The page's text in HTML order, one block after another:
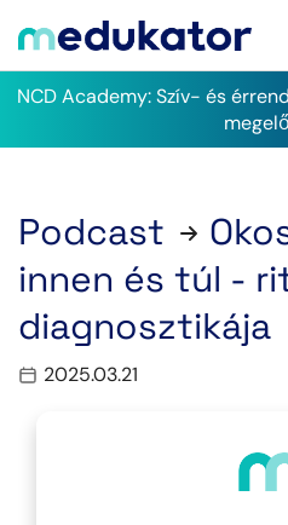
NCD Academy: Szív- és
Podcast
innen és túl -
diagnosztikája
2025.03.21